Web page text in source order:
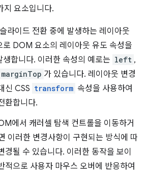
지 요소입니다.
슬라이드 전환 중에 발생하는 레이아웃
로 DOM 요소의 레이아웃 유도 속성을
생합니다. 이러한 속성의 예로는 left ,
marginTop 가 있습니다. 레이아웃 변경
신 CSS transform 속성을 사용하여
환합니다.
에서 캐러셀 탐색 컨트롤을 이동하거
이러한 변경사항이 구현되는 방식에 따
경될 수 있습니다. 이러한 동작을 보이
적으로 사용자 마우스 오버에 반응하여